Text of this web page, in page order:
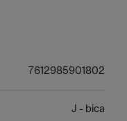
7612985901802
J - bica